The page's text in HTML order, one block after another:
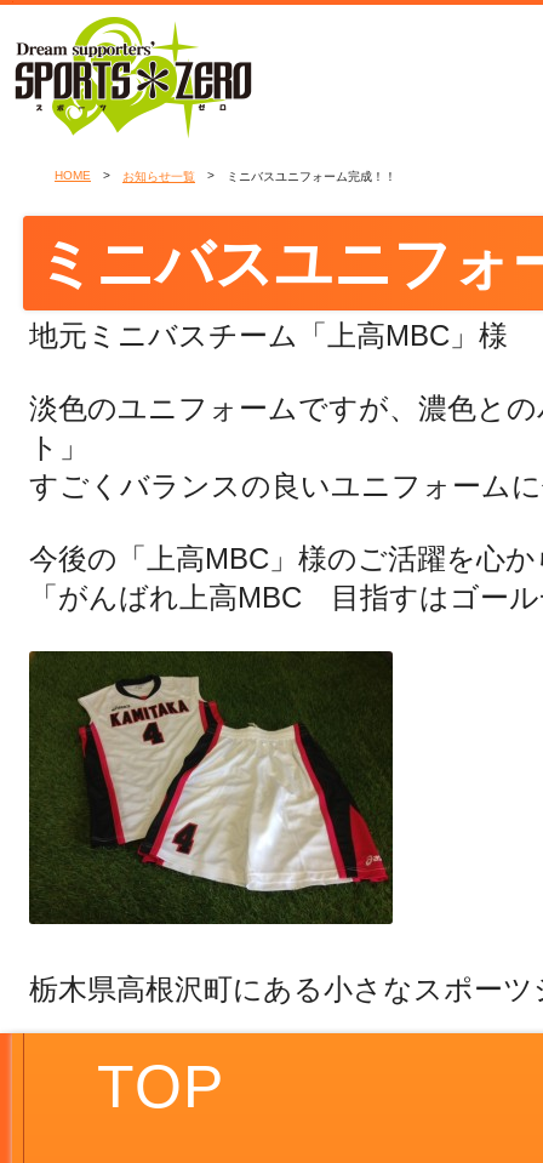
HOME > お知らせ一覧 > ミニバスユニフォーム完成！！
ミニバスユニフォ
地元ミニバスチーム「上高MBC」様
淡色のユニフォームですが、濃色
ト」
すごくバランスの良いユニフォーム
今後の「上高MBC」様のご活躍を心
「がんばれ上高MBC 目指すはゴー
栃木県高根沢町にある小さなスポ
TOP